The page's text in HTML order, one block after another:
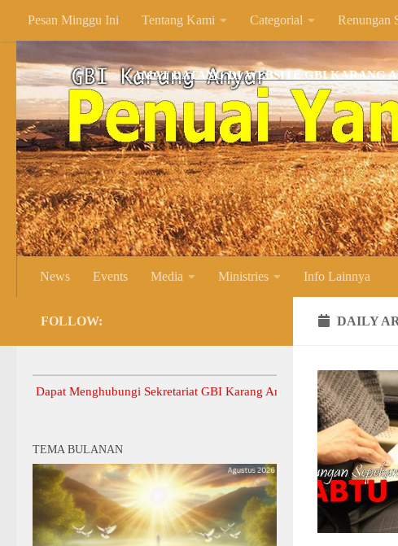
Skip to content
Pesan Minggu Ini Tentang Kami Categorial Renungan
SELAMAT DATANG DI WEBSITE GBI KARANG ANYAR
News Events Media Ministries Info Lainnya
DAILY
FOLLOW:
Menghubungi Sekretariat GBI Karang Anyar.
TEMA BULANAN